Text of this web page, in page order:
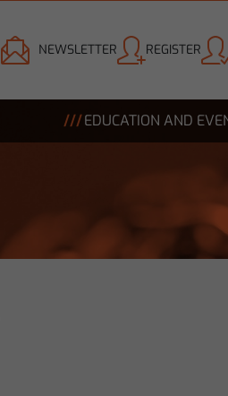
NEWSLETTER REGISTER
EDUCATION AND